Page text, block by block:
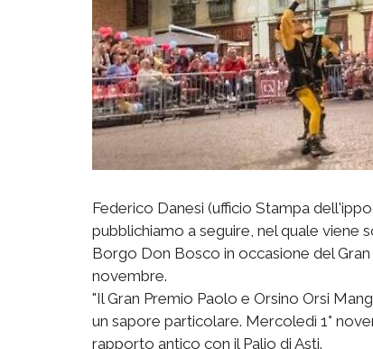
Federico Danesi (ufficio Stampa
pubblichiamo a seguire, nel quale viene
Borgo Don Bosco in occasione del
novembre.
"Il Gran Premio Paolo e Orsino Orsi
un sapore particolare. Mercoledì 1°
rapporto antico con il Palio di Asti.